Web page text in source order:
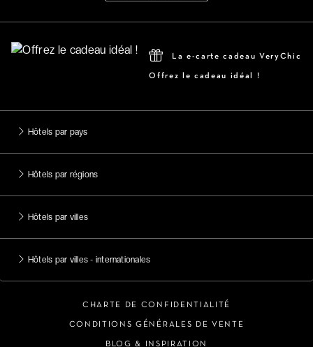
La e-carte cadeau VeryChic
Offrez le cadeau idéal !
Hôtels par pays
Hôtels par régions
Hôtels par villes
Hôtels par villes - internationales
CHARTE DE CONFIDENTIALITÉ
CONDITIONS GÉNÉRALES DE VENTE
BLOG & INSPIRATION